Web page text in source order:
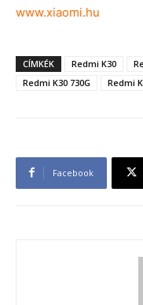
www.xiaomi.hu
CÍMKÉK Redmi K30
Redmi K30 730G
Redmi
Facebook